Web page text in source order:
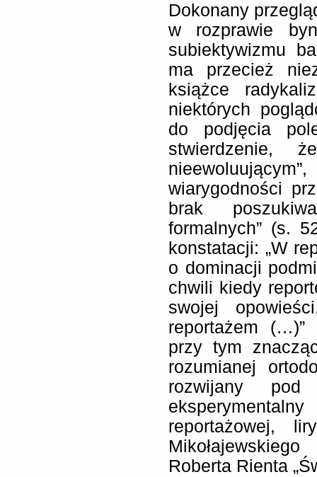
Dokonany
w rozprawie
subiektywizmu
ma przecież
książce
niektórych
do podjęcia
stwierdzenie,
wiarygodności
brak
formalnych” (s.
konstatacji: „W
o dominacji
chwili kiedy
swojej
reportażem (…)”
przy tym
rozumianej
rozwijany pod
reportażowej,
Roberta Rienta